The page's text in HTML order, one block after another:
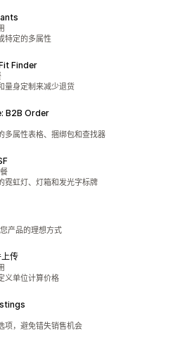
特定的多属性
Finder
量身定制来减少退货
B2B Order
多属性表格、捆绑包和查找器
霓虹灯、灯箱和发光字标牌
产品的理想方式
传
义单位计算价格
项，避免错失销售机会